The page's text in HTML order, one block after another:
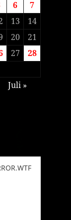
6
7
13
14
20
21
27
28
Juli »